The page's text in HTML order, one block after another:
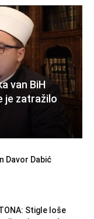
van BiH
je zatražilo
Davor Dabić
Stigle loše